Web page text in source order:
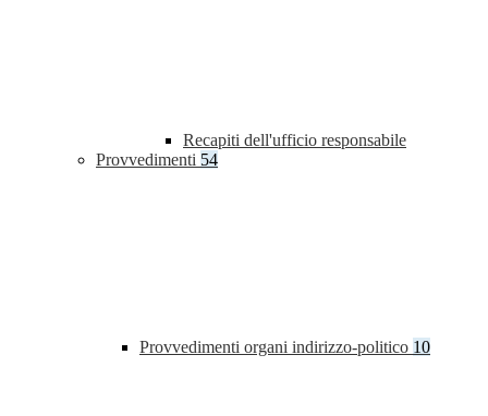
Recapiti dell'ufficio responsabile
Provvedimenti 54
Provvedimenti organi indirizzo-politico 10